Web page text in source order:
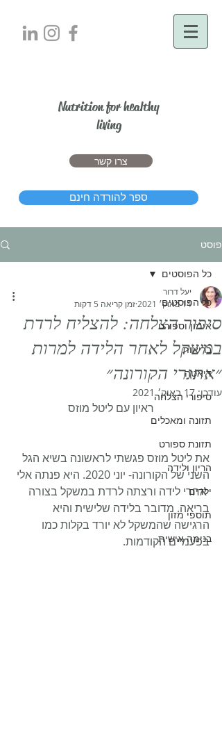
Nutrition for healthy
living
צרו קשר
ספר להורדה חינם
פוסט
כל הפוסטים
אימון וספורט
בריאות
דיאטה
סיפורי הצלחה
תזונה ומאכלים
תזונת ספורט
הריון ולידה
ילדים
תוספי מזון
בנימה אישית
כל הפוסטים
סיפור הצלחה: להצליח לרדת
במשקל לאחר הלידה למרות
״אתגרי הקורונה״
יעל דרור
14 באוק׳ 2021
זמן קריאה 5 דקות
עודכן:17 באוק׳ 2021
ראיון עם ליטל מוזס
את ליטל מוזס פגשתי לראשונה בשיא הגל
השני של הקורונה- יוני 2020. היא פנתה אלי
אחרי לידה ורצתה לרדת במשקל בצורה
בריאה. מדובר בלידה שלישית והיא
הרגישה שהמשקל לא יורד בקלות כמו
בפעמיים הקודמות.